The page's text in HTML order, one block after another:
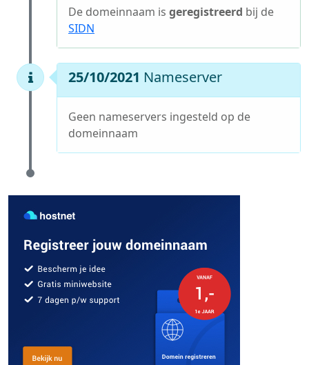
De domeinnaam is geregistreerd bij de
SIDN
25/10/2021 Nameserver
Geen nameservers ingesteld op de
domeinnaam